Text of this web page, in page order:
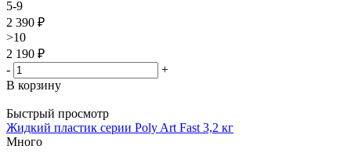
5-9
2 390 ₽
>10
2 190 ₽
-
+
В корзину
Быстрый просмотр
Жидкий пластик серии Poly Art Fast 3,2 кг
Много